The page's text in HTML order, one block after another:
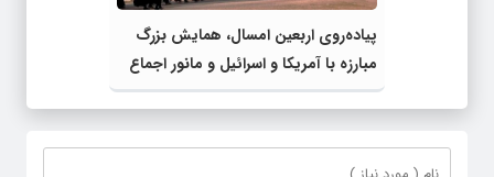
پیاده‌روی اربعین امسال، همایش بزرگ
مبارزه با آمریکا و اسرائیل و مانور اجماع
جبهه مقاومت و ملت‌های آزادی‌خواه در